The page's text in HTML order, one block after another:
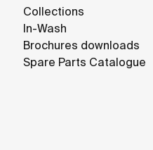
Collections
In-Wash
Brochures downloads
Spare Parts Catalogue